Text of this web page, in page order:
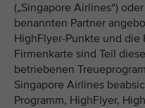
(„Singapore Airlines“)
benannten Partner
HighFlyer-Punkte und die
Firmenkarte sind Teil
betriebenen
Singapore Airlines
Programm, HighFlyer,